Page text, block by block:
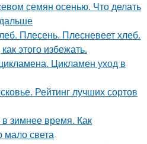
семян осенью. Что делать
Плесень. Плесневеет хлеб.
этого избежать.
Цикламен уход в
Рейтинг лучших сортов
зимнее время. Как
мало света